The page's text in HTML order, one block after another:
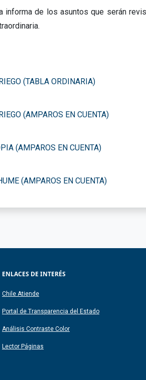
informa de los asuntos que serán
(TABLA ORDINARIA)
(AMPAROS EN CUENTA)
(AMPAROS EN CUENTA)
(AMPAROS EN CUENTA)
ENLACES DE INTERÉS
Chile Atiende
Portal de Transparencia del Estado
Análisis Contraste Color
Lector Páginas